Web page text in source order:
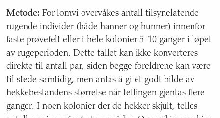
og
usikkerhet,
referansenivå,
sist
oppdatert,
oppdatering,
ansvarlig
etat,
Metode: For lomvi overvåkes antall tilsynelatende
rugende individer (både hanner og hunner) innenfor
faste prøvefelt eller i hele kolonier 5-10 ganger i løpet
av rugeperioden. Dette tallet kan ikke konverteres
direkte til antall par, siden begge foreldrene kan være
til stede samtidig, men antas å gi et godt bilde av
hekkebestandens størrelse når tellingen gjentas flere
ganger. I noen kolonier der de hekker skjult, telles